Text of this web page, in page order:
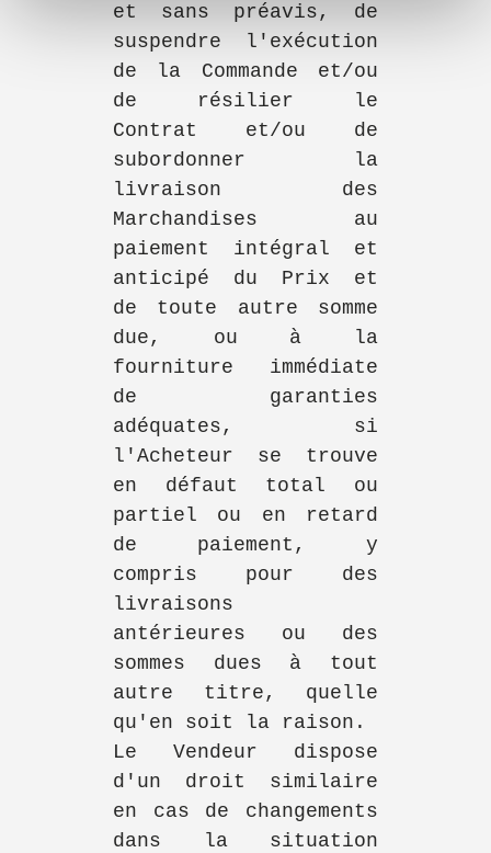
et sans préavis, de
suspendre l'exécution
de la Commande et/ou
de résilier le
Contrat et/ou de
subordonner la
livraison des
Marchandises au
paiement intégral et
anticipé du Prix et
de toute autre somme
due, ou à la
fourniture immédiate
de garanties
adéquates, si
l'Acheteur se trouve
en défaut total ou
partiel ou en retard
de paiement, y
compris pour des
livraisons
antérieures ou des
sommes dues à tout
autre titre, quelle
qu'en soit la raison.
Le Vendeur dispose
d'un droit similaire
en cas de changements
dans la situation